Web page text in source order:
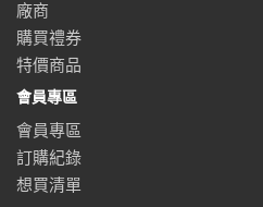
廠商
購買禮券
特價商品
會員專區
會員專區
訂購紀錄
想買清單